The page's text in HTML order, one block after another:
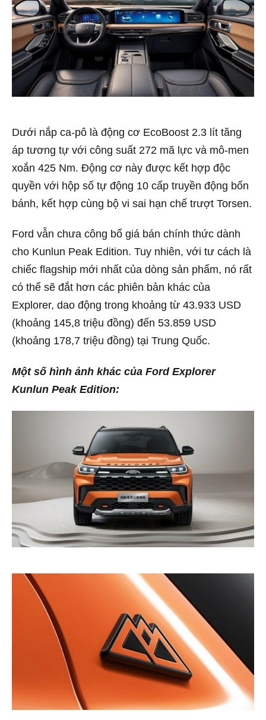
Dưới nắp ca-pô là động cơ EcoBoost 2.3 lít tăng
áp tương tự với công suất 272 mã lực và mô-men
xoắn 425 Nm. Động cơ này được kết hợp độc
quyền với hộp số tự động 10 cấp truyền động bốn
bánh, kết hợp cùng bộ vi sai hạn chế trượt Torsen.
Ford vẫn chưa công bố giá bán chính thức dành
cho Kunlun Peak Edition. Tuy nhiên, với tư cách là
chiếc flagship mới nhất của dòng sản phẩm, nó rất
có thể sẽ đắt hơn các phiên bản khác của
Explorer, dao động trong khoảng từ 43.933 USD
(khoảng 145,8 triệu đồng) đến 53.859 USD
(khoảng 178,7 triệu đồng) tại Trung Quốc.
Một số hình ảnh khác của Ford Explorer
Kunlun Peak Edition: